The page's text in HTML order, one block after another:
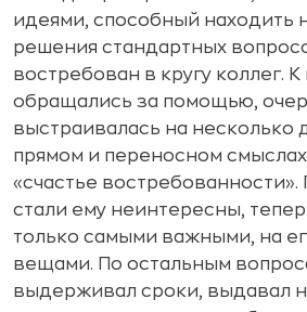
идеями, способный находить
решения стандартных
востребован в кругу коллег. К
обращались за помощью,
выстраивалась на несколько
прямом и переносном
«счастье
стали ему неинтересны,
только самыми важными, на
вещами. По остальным
выдерживал сроки, выдавал